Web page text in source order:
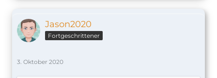
Jason2020
Fortgeschrittener
3. Oktober 2020